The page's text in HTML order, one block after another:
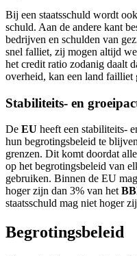
Bij een staatsschuld wordt
schuld. Aan de andere kant
bedrijven en schulden van
snel falliet, zij mogen altijd
het credit ratio zodanig daalt
overheid, kan een land failliet
Stabiliteits- en
De EU heeft een stabiliteits-
hun begrotingsbeleid te
grenzen. Dit komt doordat
op het begrotingsbeleid van
gebruiken. Binnen de EU
hoger zijn dan 3% van het
staatsschuld mag niet hoger
Begrotingsbeleid